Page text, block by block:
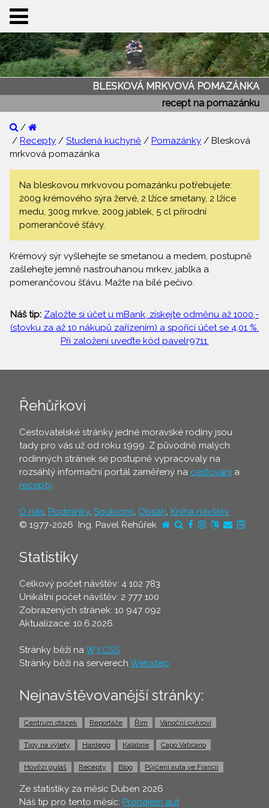
BLESKOVÁ MRKVOVÁ POMAZÁNKA
recept na pomazánku
/
/ Recepty / Studená kuchyně / Pomazánky / Blesková
mrkvová pomazánka
Na bleskovou mrkvovou pomazánku potřebujete:
200g krémového sýra žervé, 2 lžíce smetany, 2 lžíce
medu, 300g mrkve, 200g jablek, 5 cl přírodní
pomerančové šťávy.
Krémový sýr vyšlehejte se smetanou a medem, postupně
zašlehejte jemně nastrouhanou mrkev, jablka a
pomerančovou šťávu. Mažte na bílé pečivo.
Náš tip: Založte si účet u mBank, získejte odměnu až 1000,-
(stovku za až 10 nákupů zařízením) a spořící účet se 4,01 %.
Při založení uveďte kód pavelr9711.
Řehůřkovi
Cestovatelské stránky jedné moravské rodiny jsou
tady pro vás už od roku 1999. Z původně malých
rodinných stránek se postupně vypracovaly na
rozsáhlý informační portál zaměřený na cestování a
recepty.
O nás, Podmínky, Soukromí, Obsah, Kniha návštěv
© 1977-2026 Ing. Pavel Řehůřek
Statistiky
Celkový počet návštěv: 4 102 783
Unikátní počet návštěv: 2 777 100
Zobrazených stránek: 10 947 092
Aktualizace: 10.6.2026
Stránky běží naW3.CSS
Stránky běží na serverech Webstep
Nejnavštěvovanější stránky:
Centrum otázek Reportáže Řím Vánoční cukroví
Tipy na výlety Hardegg Kalábrie Capo Vaticano
Hovězí guláš Recepty Blog Půjčení auta ve Francii
Ze statistiky za měsíc Duben 2026
Náš tip pro tento měsíc: Pronájem aut